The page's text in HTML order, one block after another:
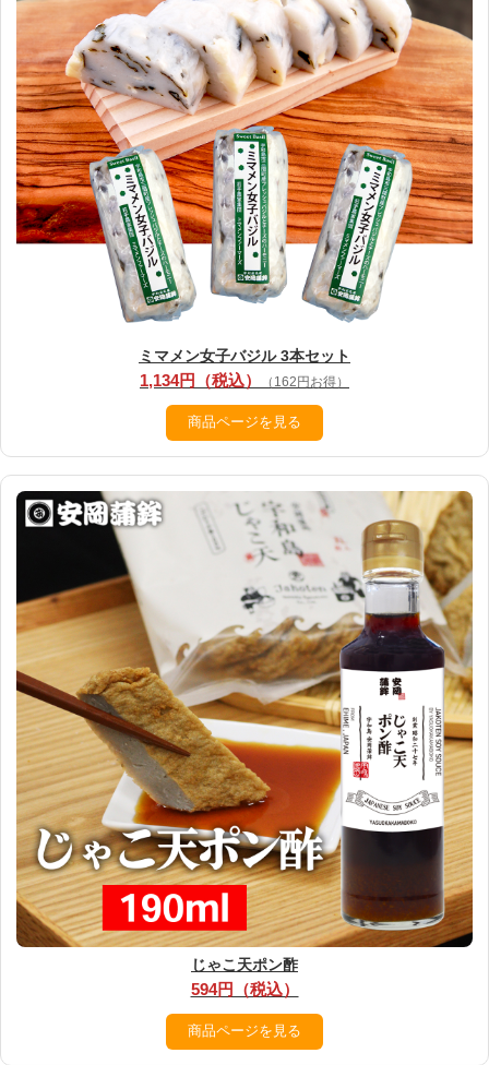
ミマメン女子バジル 3本セット
1,134円（税込） （162円お得）
商品ページを見る
じゃこ天ポン酢
594円（税込）
商品ページを見る